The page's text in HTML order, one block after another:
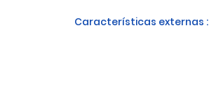
Características externas :